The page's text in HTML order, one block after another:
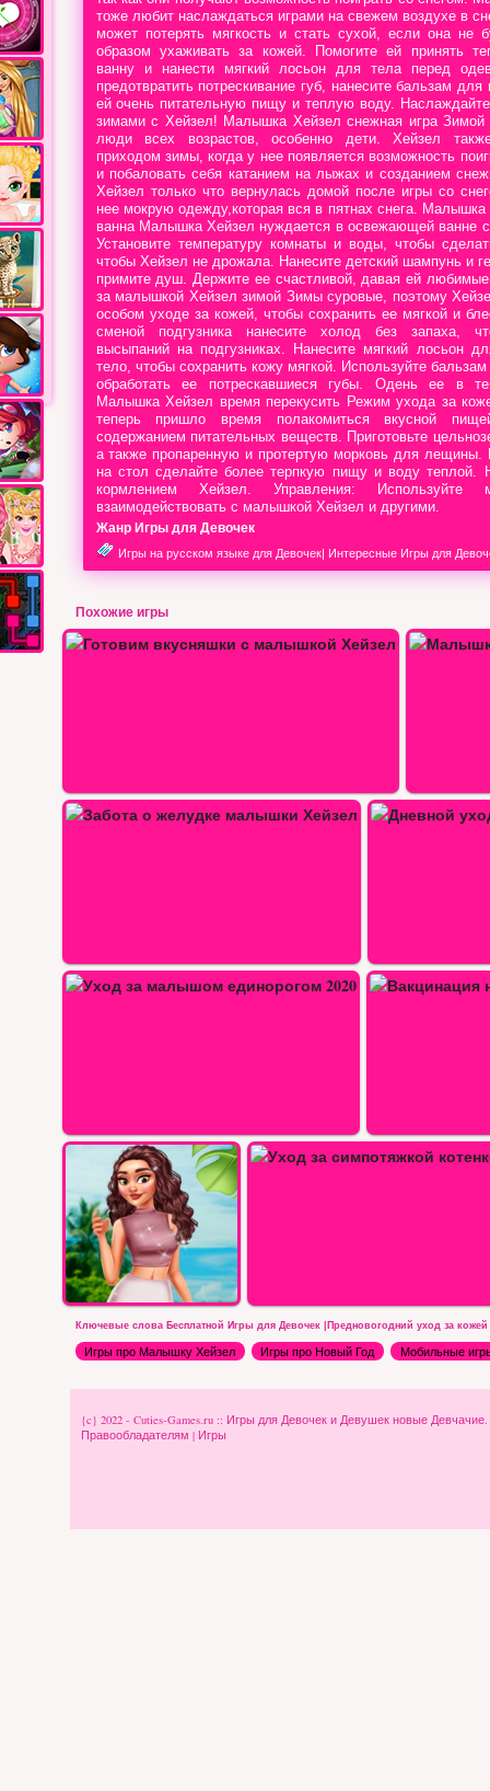
тоже любит наслаждаться играми на свежем воздухе в
может потерять мягкость и стать сухой, если она не
образом ухаживать за кожей. Помогите ей принять
ванну и нанести мягкий лосьон для тела перед
предотвратить потрескивание губ, нанесите бальзам для
ей очень питательную пищу и теплую воду.
зимами с Хейзел! Малышка Хейзел снежная игра Зимой
люди всех возрастов, особенно дети. Хейзел
приходом зимы, когда у нее появляется возможность
и побаловать себя катанием на лыжах и созданием
Хейзел только что вернулась домой после игры со
нее мокрую одежду,которая вся в пятнах снега. Малышка
ванна Малышка Хейзел нуждается в освежающей ванне
Установите температуру комнаты и воды, чтобы
чтобы Хейзел не дрожала. Нанесите детский шампунь и
примите душ. Держите ее счастливой, давая ей
за малышкой Хейзел зимой Зимы суровые, поэтому
особом уходе за кожей, чтобы сохранить ее мягкой и
сменой подгузника нанесите холод без запаха,
высыпаний на подгузниках. Нанесите мягкий лосьон
тело, чтобы сохранить кожу мягкой. Используйте
обработать ее потрескавшиеся губы. Одень ее в
Малышка Хейзел время перекусить Режим ухода за
теперь пришло время полакомиться вкусной
содержанием питательных веществ. Приготовьте
а также пропаренную и протертую морковь для лещины.
на стол сделайте более терпкую пищу и воду теплой.
кормлением Хейзел. Управления:
взаимодействовать с малышкой Хейзел и другими.
Жанр Игры для Девочек
Игры на русском языке для Девочек| Интересные Игры для
Похожие игры
Малышка Хейзел поранила ножку Малышка
Дневной уход за животными Малышка Хейзел
Вакцинация новорожденного от…
за симпотяжкой котенком Тест кто ты из девушек в Гарри…
Ключевые слова Бесплатной Игры для Девочек |Предновогодний уход за
Игры про Малышку Хейзел Игры про Новый Год Мобильные
{c} 2022 - Cuties-Games.ru :: Игры для Девочек и Девушек новые
Правообладателям | Игры